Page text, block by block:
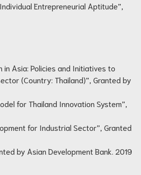
Entrepreneurial Aptitude”,
in Asia: Policies and Initiatives to
(Country: Thailand)”, Granted by
for Thailand Innovation System”,
for Industrial Sector”, Granted
by Asian Development Bank. 2019